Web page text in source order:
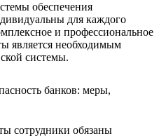
обеспечения
для каждого
и профессиональное
является необходимым
системы.
банков: меры,
сотрудники обязаны